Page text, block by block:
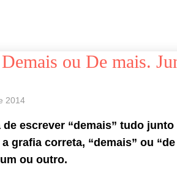
ou De mais.
2014
escrever “demais” tudo junto
grafia correta, “demais” ou
ou outro.